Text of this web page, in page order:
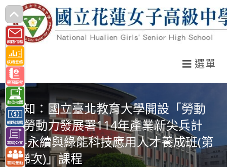
跳
轉
至
主
要
內
容
選單
轉知：國立臺北教育大學開設「勞動
部勞動力發展署114年產業新尖兵計
畫-永續與綠能科技應用人才養成班(第
1梯次)」課程